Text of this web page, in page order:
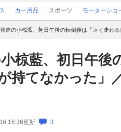
カー用品 スポーツ モーターショ
進の小椋藍、初日午後の転倒後は「速く走れ
椋藍、初日午後
持てなかった」
16:36更新 3